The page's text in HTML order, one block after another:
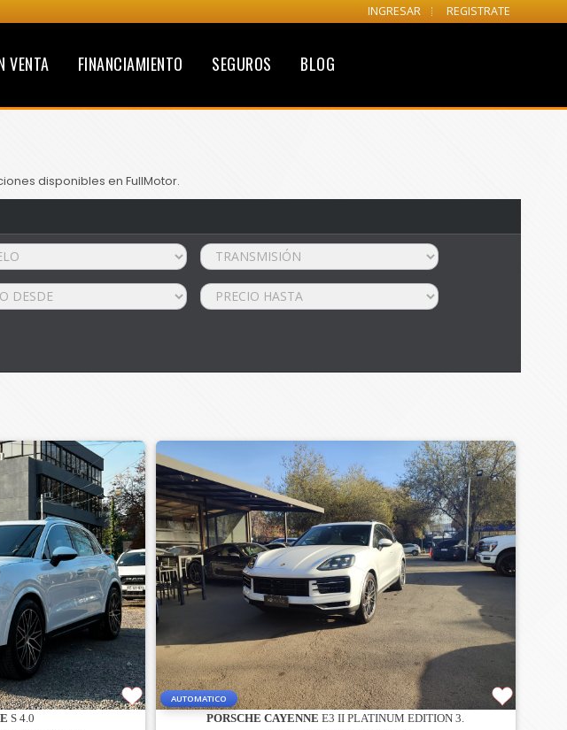
INGRESAR REGISTRATE
VENTA FINANCIAMIENTO SEGUROS BLOG
disponibles en FullMotor.
S 4.0
AUTOMATICO
PORSCHE CAYENNE E3 II PLATINUM EDITION 3.